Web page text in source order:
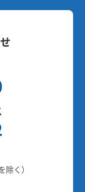
除く）